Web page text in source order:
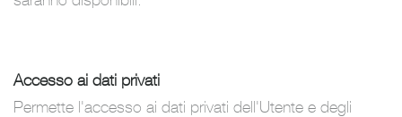
Accesso ai dati privati
Permette l'accesso ai dati privati dell'Utente e degli